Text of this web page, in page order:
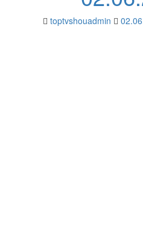
toptvshouadmin